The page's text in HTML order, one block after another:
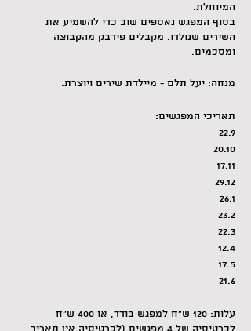
המיוחלת.
בסוף המפגש נאספים שוב כדי להשמיע את
השירים שנולדו. מקבלים פידבק מהקבוצה
ומסכמים.
מנחה: יעל תלם - מיילדת שירים ויוצרת.
תאריכי המפגשים:
22.9
20.10
17.11
29.12
26.1
23.2
22.3
12.4
17.5
21.6
עלות: 120 ש"ח למפגש בודד, או 400 ש"ח